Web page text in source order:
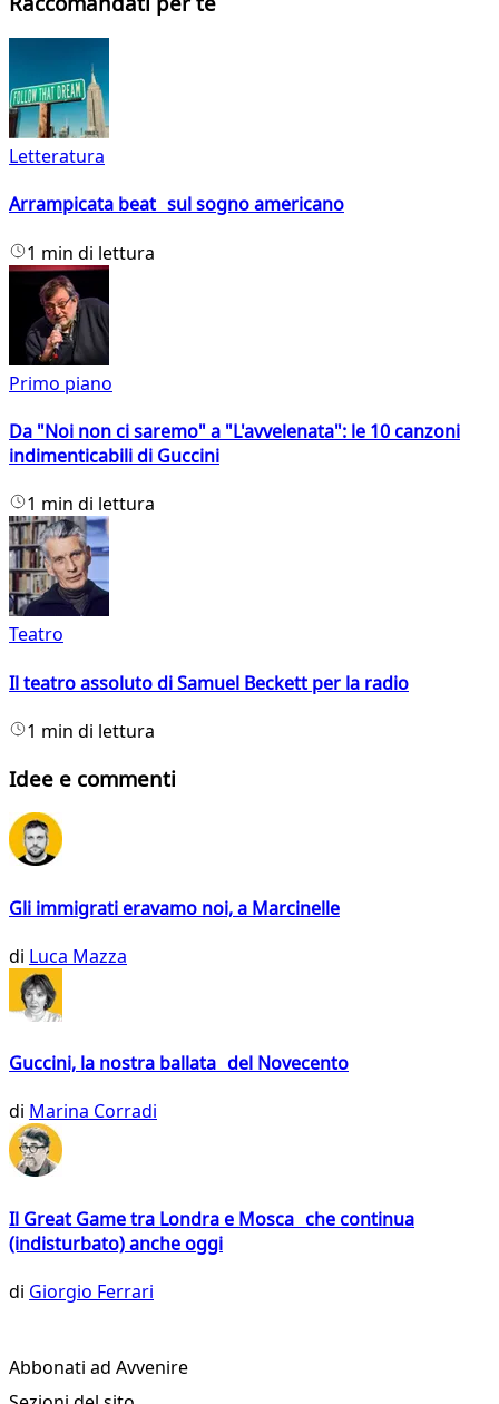
Letteratura
Arrampicata beat sul sogno americano
1 min di lettura
Primo piano
Da "Noi non ci saremo" a "L'avvelenata": le 10 canzoni
indimenticabili di Guccini
1 min di lettura
Teatro
Il teatro assoluto di Samuel Beckett per la radio
1 min di lettura
Idee e commenti
Gli immigrati eravamo noi, a Marcinelle
di Luca Mazza
Guccini, la nostra ballata del Novecento
di Marina Corradi
Il Great Game tra Londra e Mosca che continua
(indisturbato) anche oggi
di Giorgio Ferrari
Abbonati ad Avvenire